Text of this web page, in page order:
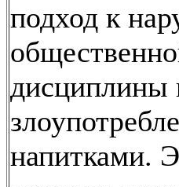
подход к
дисциплины
напитками.